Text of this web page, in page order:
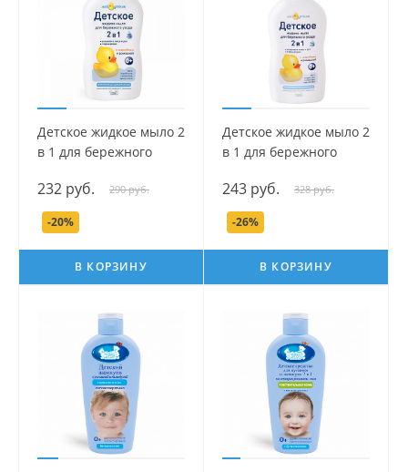
Детское жидкое мыло 2
в 1 для бережного
утенок, 250 мл.
232 руб. 290 руб.
-20%
В КОРЗИНУ
Детское жидкое мыло 2
в 1 для бережного
серии Мой утенок, 250
мл.
243 руб. 328 руб.
-26%
В КОРЗИНУ